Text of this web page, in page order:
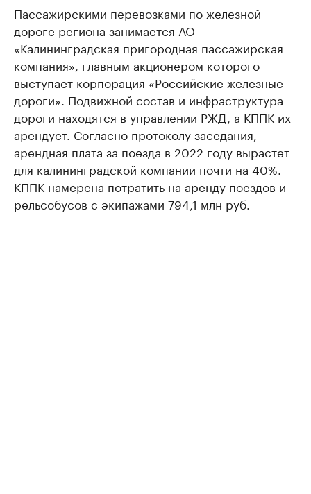
Пассажирскими перевозками по железной
дороге региона занимается АО
«Калининградская пригородная пассажирская
компания», главным акционером которого
выступает корпорация «Российские железные
дороги». Подвижной состав и инфраструктура
дороги находятся в управлении РЖД, а КППК их
арендует. Согласно протоколу заседания,
арендная плата за поезда в 2022 году вырастет
для калининградской компании почти на 40%.
КППК намерена потратить на аренду поездов и
рельсобусов с экипажами 794,1 млн руб.